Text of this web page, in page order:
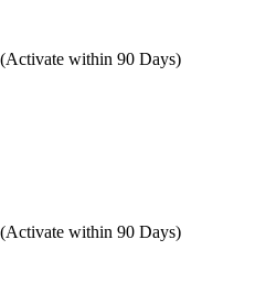
within 90 Days)
within 90 Days)